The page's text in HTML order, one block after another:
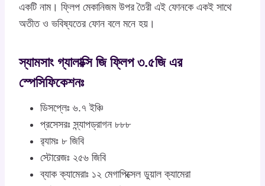
একটি নাম। ফ্লিপ মেকানিজম উপর তৈরী এই ফোনকে একই সাথে
অতীত ও ভবিষ্যতের ফোন বলে মনে হয়।
স্যামসাং গ্যালাক্সি জি ফ্লিপ ৩.৫জি এর
স্পেসিফিকেশনঃ
ডিসপ্লেঃ ৬.৭ ইঞ্চি
প্রসেসরঃ স্ন্যাপড্রাগন ৮৮৮
র‍্যামঃ ৮ জিবি
স্টোরেজঃ ২৫৬ জিবি
ব্যাক ক্যামেরাঃ ১২ মেগাপিক্সেল ডুয়াল ক্যামেরা